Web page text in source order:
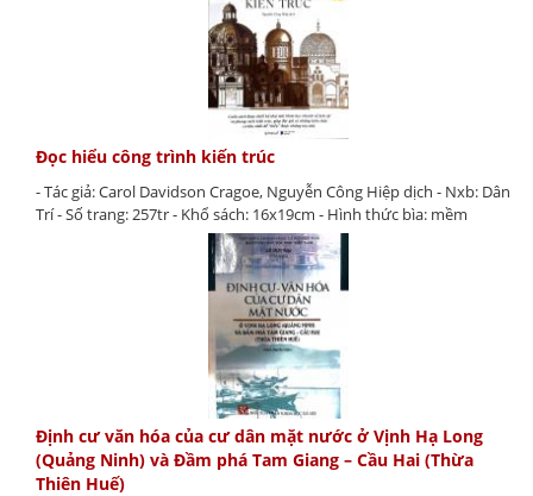
Đọc hiểu công trình kiến trúc
- Tác giả: Carol Davidson Cragoe, Nguyễn Công Hiệp dịch - Nxb: Dân
Trí - Số trang: 257tr - Khổ sách: 16x19cm - Hình thức bìa: mềm
Định cư văn hóa của cư dân mặt nước ở Vịnh Hạ Long
(Quảng Ninh) và Đầm phá Tam Giang – Cầu Hai (Thừa
Thiên Huế)